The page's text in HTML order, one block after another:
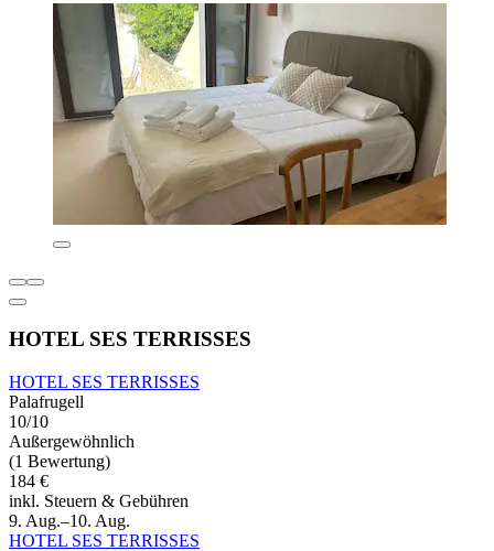
HOTEL SES TERRISSES
HOTEL SES TERRISSES
Palafrugell
10/10
Außergewöhnlich
(1 Bewertung)
184 €
inkl. Steuern & Gebühren
9. Aug.–10. Aug.
HOTEL SES TERRISSES